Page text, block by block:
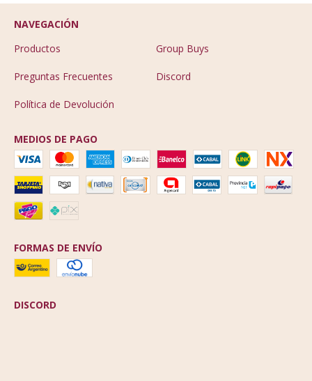
NAVEGACIÓN
Productos
Group Buys
Preguntas Frecuentes Discord
Política de Devolución
MEDIOS DE PAGO
FORMAS DE ENVÍO
DISCORD